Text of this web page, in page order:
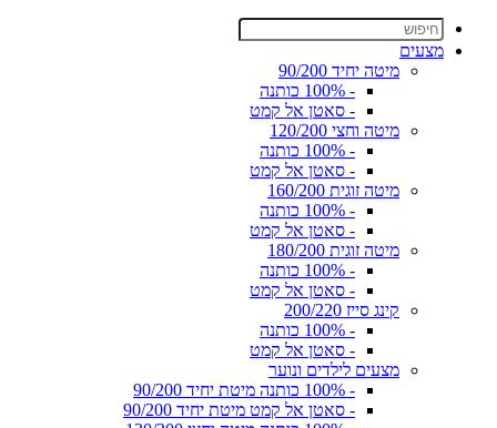
מצעים
מיטה יחיד 90/200
- 100% כותנה
- סאטן אל קמט
מיטה וחצי 120/200
- 100% כותנה
- סאטן אל קמט
מיטה זוגית 160/200
- 100% כותנה
- סאטן אל קמט
מיטה זוגית 180/200
- 100% כותנה
- סאטן אל קמט
קינג סייז 200/220
- 100% כותנה
- סאטן אל קמט
מצעים לילדים ונוער
- 100% כותנה מיטת יחיד 90/200
- סאטן אל קמט מיטת יחיד 90/200